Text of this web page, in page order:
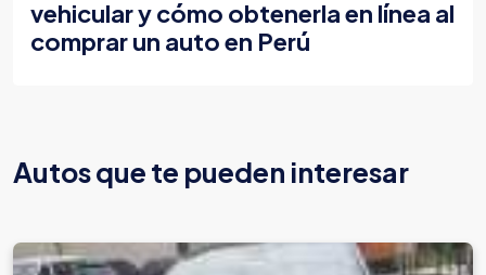
vehicular y cómo obtenerla en línea al
comprar un auto en Perú
Autos que te pueden interesar